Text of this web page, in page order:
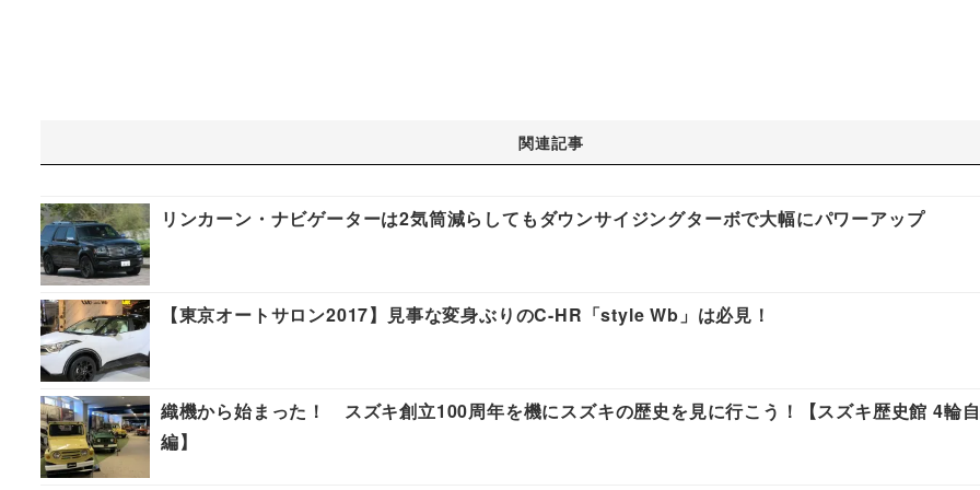
関連記事
リンカーン・ナビゲーターは2気筒減らしてもダウンサイジングターボで大幅にパワーアップ
【東京オートサロン2017】見事な変身ぶりのC-HR「style Wb」は必見！
織機から始まった！ スズキ創立100周年を機にスズキの歴史を見に行こう！【スズキ歴史館 4輪
編】